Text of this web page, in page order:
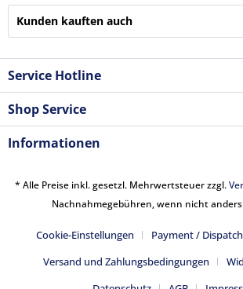
Kunden kauften auch
Service Hotline
Shop Service
Informationen
* Alle Preise inkl. gesetzl. Mehrwertsteuer zzgl.
Nachnahmegebühren, wenn nicht
Cookie-Einstellungen Payment / Dispatch
Versand und Zahlungsbedingungen